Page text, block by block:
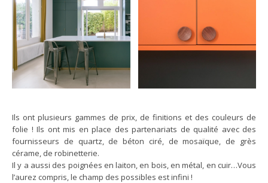
Ils ont plusieurs gammes de prix, de finitions et des couleurs de
folie ! Ils ont mis en place des partenariats de qualité avec des
fournisseurs de quartz, de béton ciré, de mosaïque, de grès
cérame, de robinetterie.
Il y a aussi des poignées en laiton, en bois, en métal, en cuir…Vous
l’aurez compris, le champ des possibles est infini !